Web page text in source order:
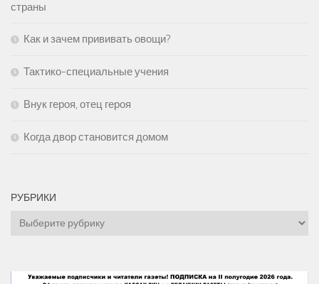
страны
Как и зачем прививать овощи?
Тактико-специальные учения
Внук героя, отец героя
Когда двор становится домом
РУБРИКИ
Рубрики